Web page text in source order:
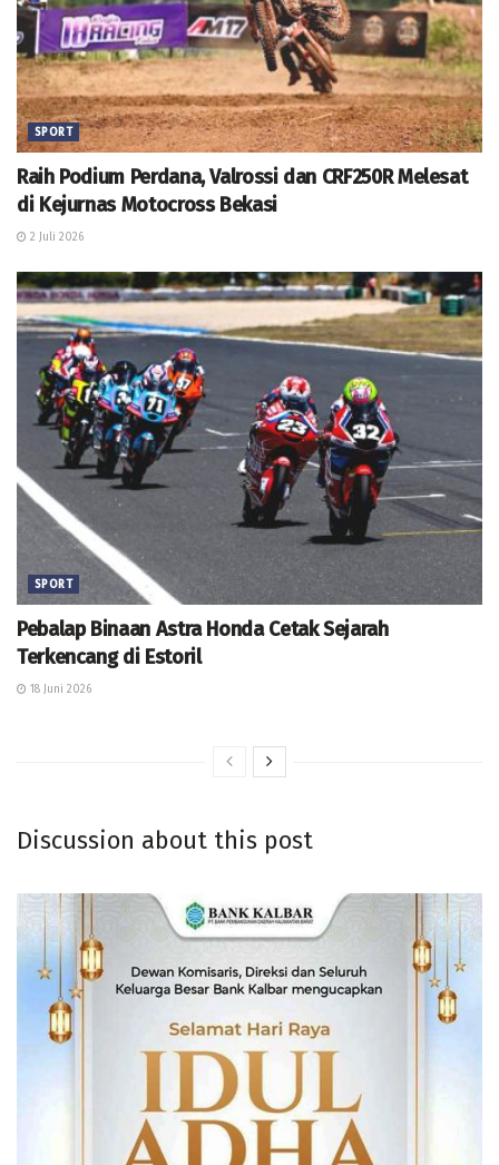
SPORT
Raih Podium Perdana, Valrossi dan CRF250R Melesat
di Kejurnas Motocross Bekasi
2 Juli 2026
SPORT
Pebalap Binaan Astra Honda Cetak Sejarah
Terkencang di Estoril
18 Juni 2026
Discussion about this post